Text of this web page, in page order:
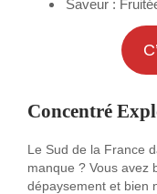
Saveur :
Concentré
Le Sud de la France
manque ? Vous avez
dépaysement et bien